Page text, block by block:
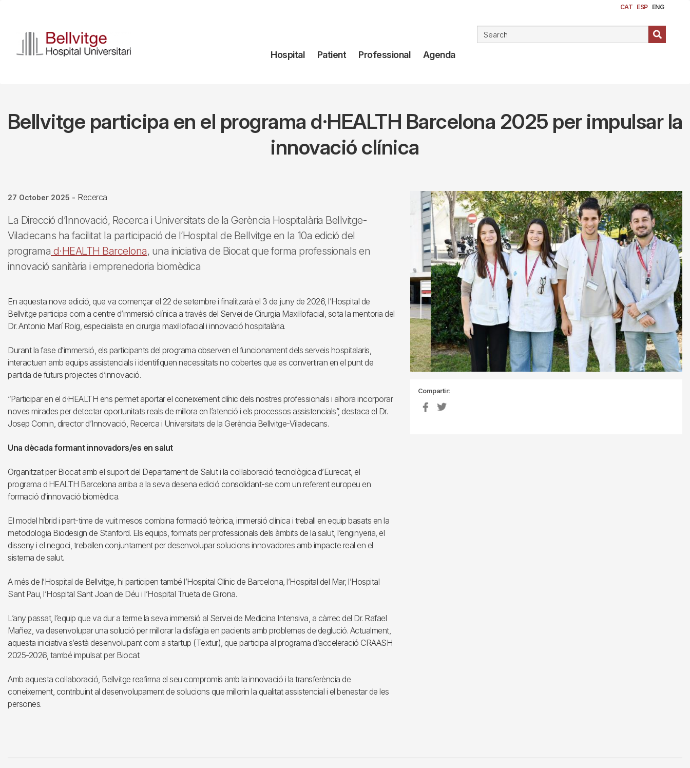
content
CAT ESP ENG
Navegación
Hospital Patient Professional Agenda
Bellvitge participa en el programa d·HEALTH Barcelona 2025 per impulsar la
innovació clínica
27 October 2025 - Recerca
La Direcció d’Innovació, Recerca i Universitats de la Gerència Hospitalària Bellvitge-
Viladecans ha facilitat la participació de l’Hospital de Bellvitge en la 10a edició del
programa d·HEALTH Barcelona, una iniciativa de Biocat que forma professionals en
innovació sanitària i emprenedoria biomèdica
En aquesta nova edició, que va començar el 22 de setembre i finalitzarà el 3 de juny de 2026, l’Hospital de
Bellvitge participa com a centre d’immersió clínica a través del Servei de Cirurgia Maxil·lofacial, sota la mentoria del
Dr. Antonio Marí Roig, especialista en cirurgia maxil·lofacial i innovació hospitalària.
Durant la fase d’immersió, els participants del programa observen el funcionament dels serveis hospitalaris,
interactuen amb equips assistencials i identifiquen necessitats no cobertes que es convertiran en el punt de
partida de futurs projectes d’innovació.
“Participar en el d·HEALTH ens permet aportar el coneixement clínic dels nostres professionals i alhora incorporar
noves mirades per detectar oportunitats reals de millora en l’atenció i els processos assistencials”, destaca el Dr.
Josep Comin, director d’Innovació, Recerca i Universitats de la Gerència Bellvitge-Viladecans.
Una dècada formant innovadors/es en salut
Organitzat per Biocat amb el suport del Departament de Salut i la col·laboració tecnològica d’Eurecat, el
programa d·HEALTH Barcelona arriba a la seva desena edició consolidant-se com un referent europeu en
formació d’innovació biomèdica.
El model híbrid i part-time de vuit mesos combina formació teòrica, immersió clínica i treball en equip basats en la
metodologia Biodesign de Stanford. Els equips, formats per professionals dels àmbits de la salut, l’enginyeria, el
disseny i el negoci, treballen conjuntament per desenvolupar solucions innovadores amb impacte real en el
sistema de salut.
A més de l’Hospital de Bellvitge, hi participen també l’Hospital Clínic de Barcelona, l’Hospital del Mar, l’Hospital
Sant Pau, l’Hospital Sant Joan de Déu i l’Hospital Trueta de Girona.
L’any passat, l’equip que va dur a terme la seva immersió al Servei de Medicina Intensiva, a càrrec del Dr. Rafael
Mañez, va desenvolupar una solució per millorar la disfàgia en pacients amb problemes de deglució. Actualment,
aquesta iniciativa s’està desenvolupant com a startup (Textur), que participa al programa d’acceleració CRAASH
2025-2026, també impulsat per Biocat.
Amb aquesta col·laboració, Bellvitge reafirma el seu compromís amb la innovació i la transferència de
coneixement, contribuint al desenvolupament de solucions que millorin la qualitat assistencial i el benestar de les
persones.
Compartir: